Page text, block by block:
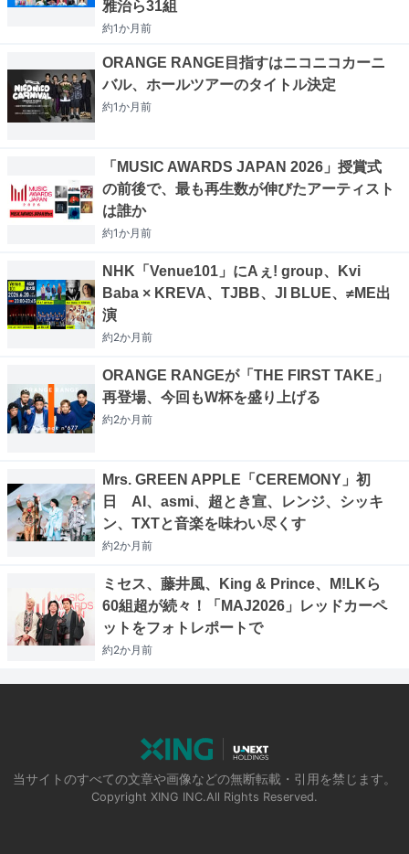
雅治ら31組
約1か月前
ORANGE RANGE目指すはニコニコカーニ
バル、ホールツアーのタイトル決定
約1か月前
「MUSIC AWARDS JAPAN 2026」授賞式
の前後で、最も再生数が伸びたアーティスト
は誰か
約1か月前
NHK「Venue101」にAぇ! group、Kvi
Baba × KREVA、TJBB、JI BLUE、≠ME出
演
約2か月前
ORANGE RANGEが「THE FIRST TAKE」
再登場、今回もW杯を盛り上げる
約2か月前
Mrs. GREEN APPLE「CEREMONY」初
日 AI、asmi、超とき宣、レンジ、シッキ
ン、TXTと音楽を味わい尽くす
約2か月前
ミセス、藤井風、King & Prince、M!LKら
60組超が続々！「MAJ2026」レッドカーペ
ットをフォトレポートで
約2か月前
当サイトのすべての文章や画像などの無断転載・引用を禁じます。
Copyright XING INC.All Rights Reserved.